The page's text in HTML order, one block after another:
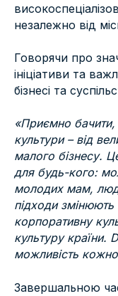
незалежно від
Говорячи про
ініціативи та
бізнесі та
«Приємно
культури – від
малого бізнесу.
для будь-кого:
молодих мам,
підходи
корпоративну
культуру країни.
можливість
Завершальною